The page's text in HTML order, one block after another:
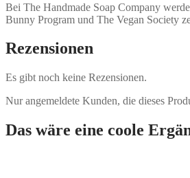
Bei The Handmade Soap Company
Bunny Program und The Vegan Society
Rezensionen
Es gibt noch keine Rezensionen.
Nur angemeldete Kunden, die dieses
Das wäre eine coole